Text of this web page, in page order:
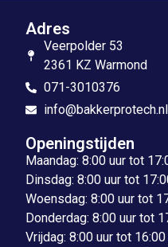
Adres
Veerpolder 53
2361 KZ Warmond
071-3010376
info@bakkerprotech.nl
Openingstijden
Maandag: 8:00 uur tot
Dinsdag: 8:00 uur tot
Woensdag: 8:00 uur tot
Donderdag: 8:00 uur tot
Vrijdag: 8:00 uur tot 16:00